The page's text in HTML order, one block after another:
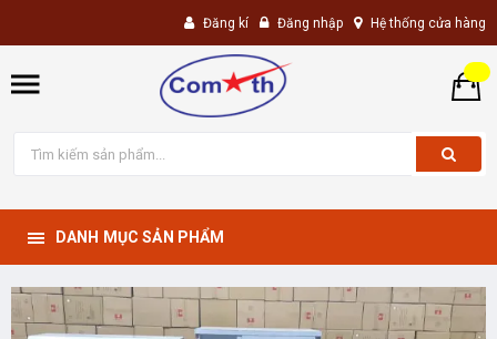
Đăng kí Đăng nhập Hệ thống cửa hàng
DANH MỤC SẢN PHẨM